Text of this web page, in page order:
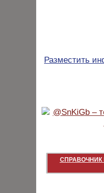
Разместить
СПРАВОЧНИК